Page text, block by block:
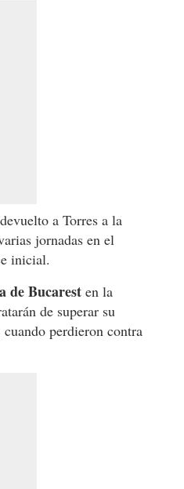
a Torres a la
jornadas en el
inicial.
de Bucarest en la
de superar su
perdieron contra